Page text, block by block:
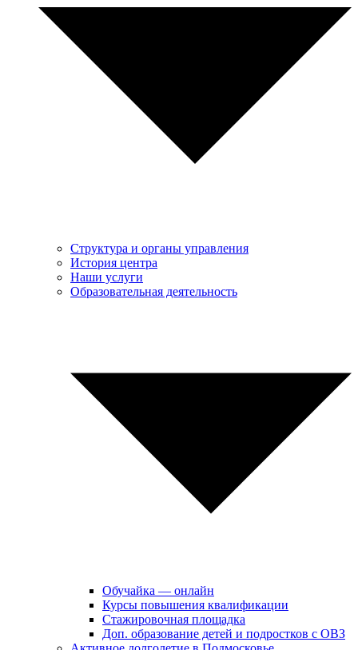
Структура и органы управления
История центра
Наши услуги
Образовательная деятельность
Обучайка — онлайн
Курсы повышения квалификации
Стажировочная площадка
Доп. образование детей и подростков с ОВЗ